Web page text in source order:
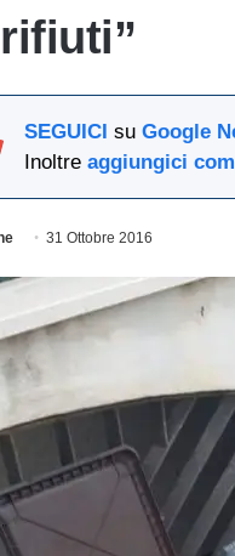
SEGUICI su Google
Inoltre aggiungici
31 Ottobre 2016